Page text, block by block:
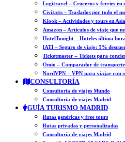
Logitravel – Cruceros y ferries en
Civitatis – Traslados por todo el
Klook – Actividades y tours en
Amazon – Artículos de viaje que
HotelTonight – Hoteles última
IATI – Seguro de viaje: 5%
Ticketmaster – Tickets para
Omio – Comparador de
NordVPN – VPN para viajar con
CONSULTORÍA
Consultoría de viajes Mundo
Consultoría de viajes Madrid
GUÍA TURISMO MADRID
Rutas genéricas y free tours
Rutas privadas y personalizadas
Consultoría de viajes Madrid